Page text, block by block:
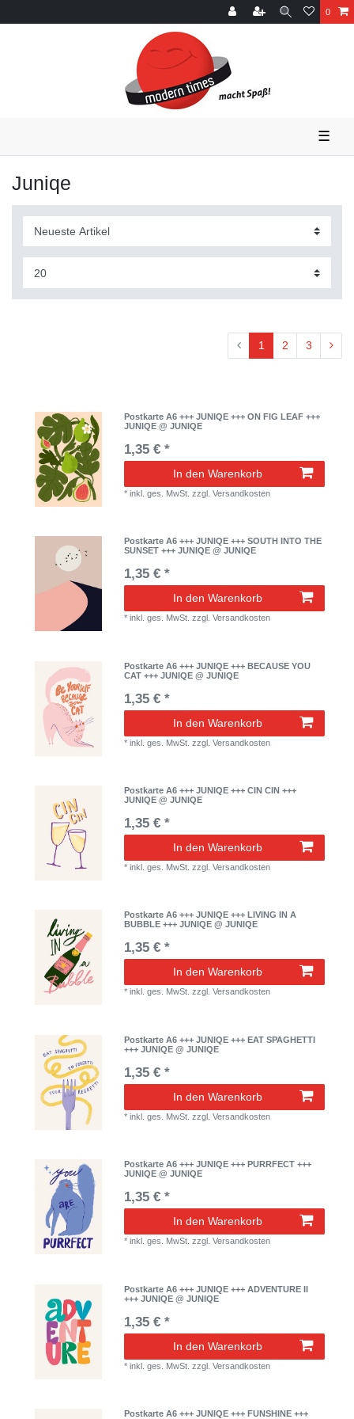
0
☰
Juniqe
1 2 3
Postkarte A6 +++ JUNIQE +++ ON FIG LEAF +++
JUNIQE @ JUNIQE
1,35 € *
In den Warenkorb
*inkl. ges. MwSt. zzgl.Versandkosten
Postkarte A6 +++ JUNIQE +++ SOUTH INTO THE
SUNSET +++ JUNIQE @ JUNIQE
1,35 € *
In den Warenkorb
*inkl. ges. MwSt. zzgl.Versandkosten
Postkarte A6 +++ JUNIQE +++ BECAUSE YOU
CAT +++ JUNIQE @ JUNIQE
1,35 € *
In den Warenkorb
*inkl. ges. MwSt. zzgl.Versandkosten
Postkarte A6 +++ JUNIQE +++ CIN CIN +++
JUNIQE @ JUNIQE
1,35 € *
In den Warenkorb
*inkl. ges. MwSt. zzgl.Versandkosten
Postkarte A6 +++ JUNIQE +++ LIVING IN A
BUBBLE +++ JUNIQE @ JUNIQE
1,35 € *
In den Warenkorb
*inkl. ges. MwSt. zzgl.Versandkosten
Postkarte A6 +++ JUNIQE +++ EAT SPAGHETTI
+++ JUNIQE @ JUNIQE
1,35 € *
In den Warenkorb
*inkl. ges. MwSt. zzgl.Versandkosten
Postkarte A6 +++ JUNIQE +++ PURRFECT +++
JUNIQE @ JUNIQE
1,35 € *
In den Warenkorb
*inkl. ges. MwSt. zzgl.Versandkosten
Postkarte A6 +++ JUNIQE +++ ADVENTURE II
+++ JUNIQE @ JUNIQE
1,35 € *
In den Warenkorb
*inkl. ges. MwSt. zzgl.Versandkosten
Postkarte A6 +++ JUNIQE +++ FUNSHINE +++